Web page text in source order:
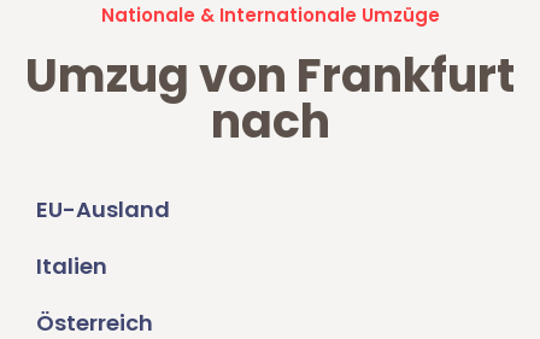
Nationale & Internationale Umzüge
Umzug von Frankfurt
nach
EU-Ausland
Italien
Österreich